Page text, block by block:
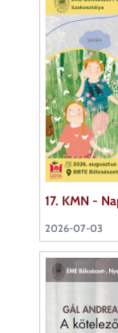
17. KMN -
2026-07-03